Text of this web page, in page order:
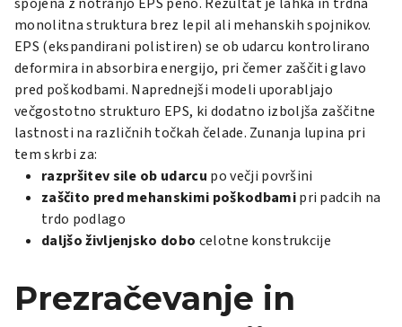
monolitna struktura brez lepil ali mehanskih spojnikov.
EPS (ekspandirani polistiren) se ob udarcu kontrolirano
deformira in absorbira energijo, pri čemer zaščiti glavo
pred poškodbami. Naprednejši modeli uporabljajo
večgostotno strukturo EPS, ki dodatno izboljša zaščitne
lastnosti na različnih točkah čelade. Zunanja lupina pri
tem skrbi za:
razpršitev sile ob udarcu po večji površini
zaščito pred mehanskimi poškodbamipri padcih na
trdo podlago
daljšo življenjsko dobo celotne konstrukcije
Prezračevanje in